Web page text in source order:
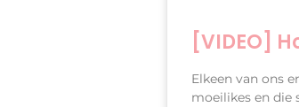
[VIDEO]
Elkeen van ons
moeilikes en die